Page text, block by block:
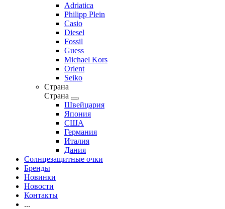
Adriatica
Philipp Plein
Casio
Diesel
Fossil
Guess
Michael Kors
Orient
Seiko
Страна
Страна
Швейцария
Япония
США
Германия
Италия
Дания
Солнцезащитные очки
Бренды
Новинки
Новости
Контакты
...